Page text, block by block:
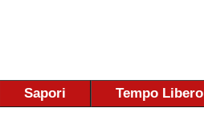
Sapori Tempo Libero